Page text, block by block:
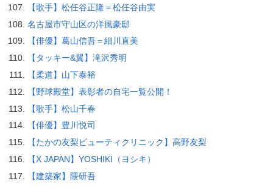
【歌手】松任谷正隆＝松任谷由実
名古屋市守山区の洋風豪邸
【俳優】葛山信吾＝細川直美
【タッキー&翼】滝沢秀明
【柔道】山下泰裕
【野球殿堂】表彰者の自宅一覧公開！
【歌手】松山千春
【俳優】豊川悦司
【たかの友梨ビューティクリニック】高野友梨
【X JAPAN】YOSHIKI（ヨシキ）
【建築家】隈研吾